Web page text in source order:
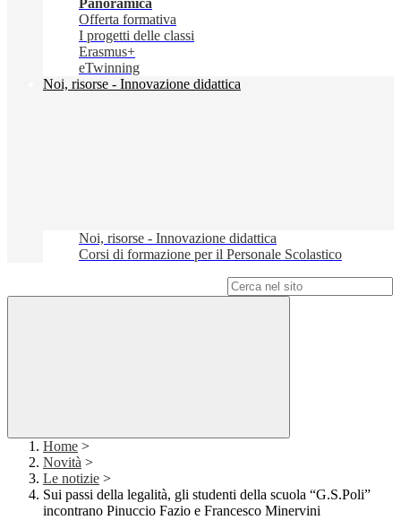
Panoramica
Offerta formativa
I progetti delle classi
Erasmus+
eTwinning
Noi, risorse - Innovazione didattica
Noi, risorse - Innovazione didattica
Corsi di formazione per il Personale Scolastico
Home >
Novità >
Le notizie >
Sui passi della legalità, gli studenti della scuola “G.S.Poli”
incontrano Pinuccio Fazio e Francesco Minervini